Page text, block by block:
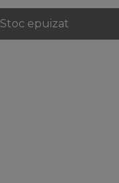
Stoc epuizat